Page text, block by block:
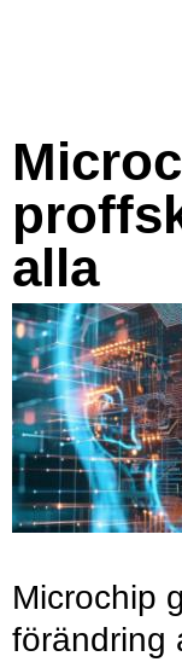
alla
Microchip
förändring